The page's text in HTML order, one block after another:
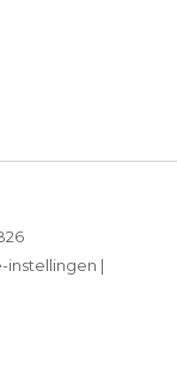
instellingen |